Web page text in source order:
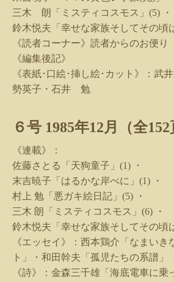
三木 朗「ミスティコスモス」 (5)
・
鈴木悦夫「幸せな家族そしてその頃
《読者コーナー》読者からのお便り
《編集後記》
《表紙･口絵･挿し絵･カット》：
勢英子・石井 勉
６号 1985年12月（全152
《連載》：
佐藤さとる「天狗童子」 (1)
・
末吉暁子「はるかな岸べに」 (1)
・
村上 勉「悪ガキ絵日記」 (5)
・
三木 朗「ミスティコスモス」 (6)
・
鈴木悦夫「幸せな家族そしてその頃
《エッセイ》：西本鶏介「なまいき
ト」・和田幹夫「孤児たちの系譜」
《詩》：金森三千雄「海底電車に乗